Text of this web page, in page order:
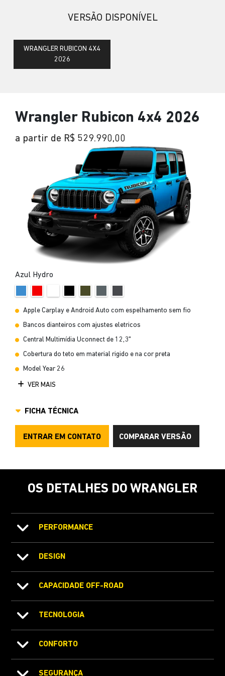
VERSÃO DISPONÍVEL
WRANGLER RUBICON 4X4
2026
Wrangler Rubicon 4x4 2026
a partir de R$ 529.990,00
Azul Hydro
Apple Carplay e Android Auto com espelhamento sem fio
Bancos dianteiros com ajustes eletricos
Central Multimídia Uconnect de 12,3"
Cobertura do teto em material rigido e na cor preta
Model Year 26
VER MAIS
FICHA TÉCNICA
ENTRAR EM CONTATO COMPARAR VERSÃO
OS DETALHES DO WRANGLER
PERFORMANCE
DESIGN
CAPACIDADE OFF-ROAD
TECNOLOGIA
CONFORTO
SEGURANÇA